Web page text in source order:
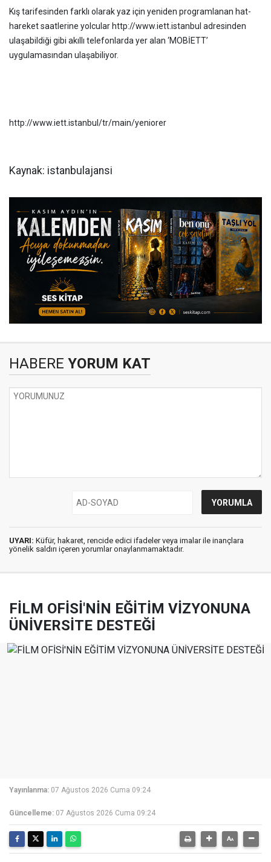
Kış tarifesinden farklı olarak yaz için yeniden programlanan hat-
hareket saatlerine yolcular http://www.iett.istanbul adresinden
ulaşabildiği gibi akıllı telefonlarda yer alan ‘MOBİETT’
uygulamasından ulaşabiliyor.
http://www.iett.istanbul/tr/main/yeniorer
Kaynak: istanbulajansi
HABERE YORUM KAT
UYARI: Küfür, hakaret, rencide edici ifadeler veya imalar ile inançlara
yönelik saldırı içeren yorumlar onaylanmamaktadır.
FİLM OFİSİ'NİN EĞİTİM VİZYONUNA
ÜNİVERSİTE DESTEĞİ
Yayınlanma: 07 Ağustos 2026 Cuma 09:24
Güncelleme: 07 Ağustos 2026 Cuma 09:24